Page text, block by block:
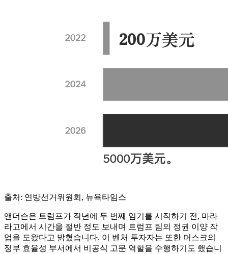
출처: 연방선거위원회, 뉴욕타임스
앤더슨은 트럼프가 작년에 두 번째 임기를 시작하기 전, 마라
라고에서 시간을 절반 정도 보내며 트럼프 팀의 정권 이양 작
업을 도왔다고 밝혔습니다. 이 벤처 투자자는 또한 머스크의
정부 효율성 부서에서 비공식 고문 역할을 수행하기도 했습니